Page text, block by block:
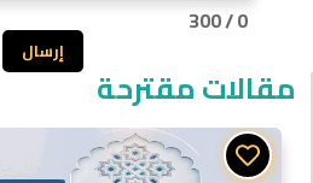
إرسال
0
/
300
مقالات مقترحة